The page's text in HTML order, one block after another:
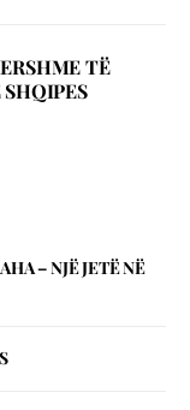
TË
– NJЁ JETЁ NЁ